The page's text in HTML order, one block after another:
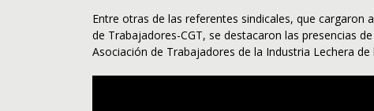
Entre otras de las referentes sindicales, que
de Trabajadores-CGT, se destacaron las presencias de
Asociación de Trabajadores de la Industria Lechera de